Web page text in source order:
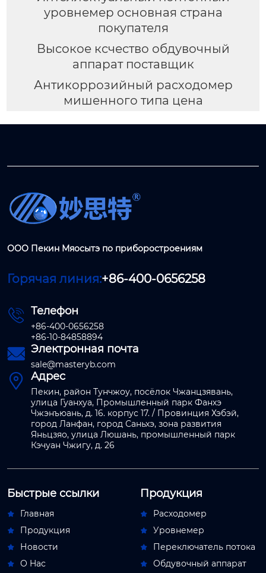
уровнемер основная страна
покупателя
Высокое ксчество обдувочный
аппарат поставщик
Антикоррозийный расходомер
мишенного типа цена
ООО Пекин Мяосытэ по приборостроениям
Горячая линия:+86-400-0656258
 Телефон
+86-400-0656258
+86-10-84858894
 Электронная почта
sale@masteryb.com
 Адрес
Пекин, район Тунчжоу, посёлок Чжанцзявань,
улица Гуанхуа, Промышленный парк Фанхэ
Чжэнъюань, д. 16. корпус 17. / Провинция Хэбэй,
город Ланфан, город Саньхэ, зона развития
Яньцзяо, улица Люшань, промышленный парк
Кэчуан Чжигу, д. 26
Быстрые ссылки
 Главная
 Продукция
 Новости
 О Hас
Продукция
 Расходомер
 Уровнемер
 Переключатель потока
 Обдувочный аппарат